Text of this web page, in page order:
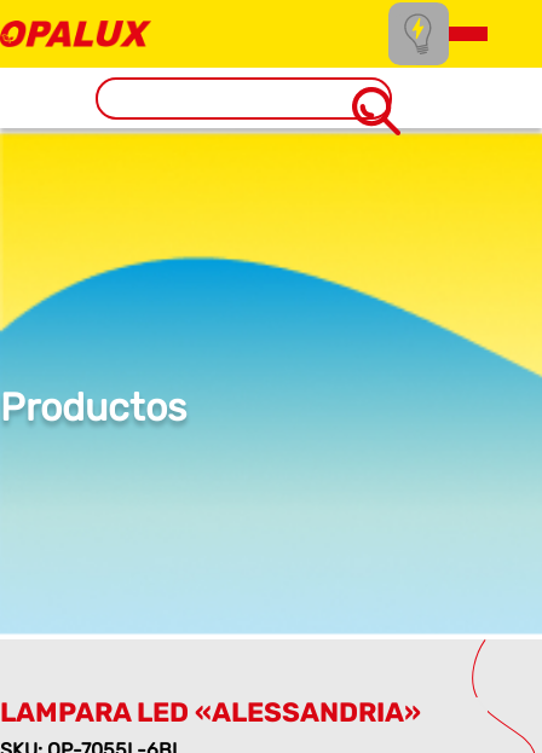
Productos
LAMPARA LED «ALESSANDRIA»